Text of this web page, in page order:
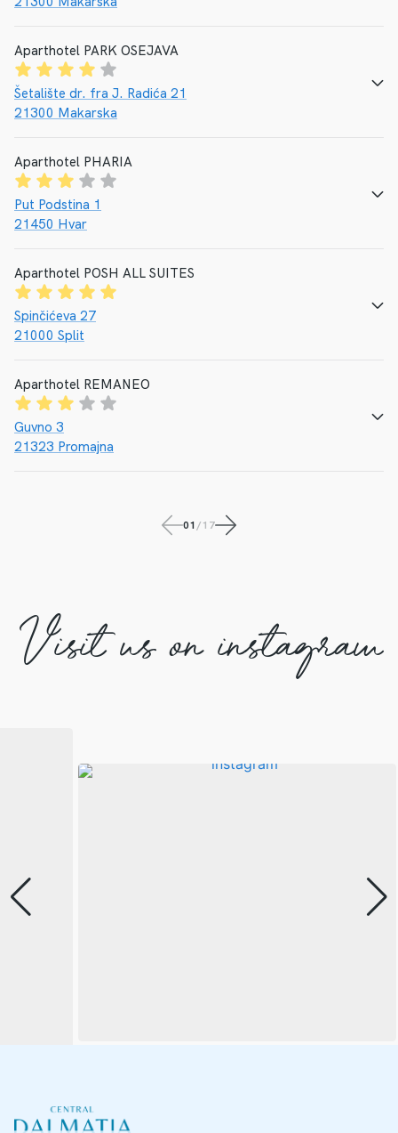
CALL
Aparthotel PARK OSEJAVA
Šetalište dr. fra J. Radića 21
21300 Makarska
CALL
Aparthotel PHARIA
Put Podstina 1
21450 Hvar
CALL
Aparthotel POSH ALL SUITES
Spinčićeva 27
21000 Split
CALL
Aparthotel REMANEO
Guvno 3
21323 Promajna
01/17
Visit us on instagram